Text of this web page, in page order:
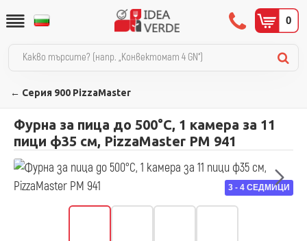
0
← Серия 900 PizzaMaster
Фурна за пица до 500°C, 1 камера за 11
пици ф35 см, PizzaMaster PM 941
3 - 4 СЕДМИЦИ